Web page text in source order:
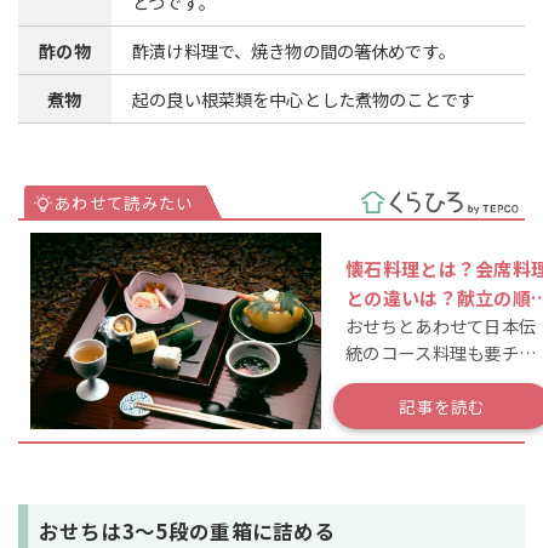
酢の物
酢漬け料理で、焼き物の間の箸休めです。
煮物
起の良い根菜類を中心とした煮物のことです
懐石料理とは？会席料
との違いは？献立の順
番・マナーを解説
おせちとあわせて日本伝
統のコース料理も要チェ
ック！食べ方やマナーを
確認しよう記事を読む
おせちは3～5段の重箱に詰める